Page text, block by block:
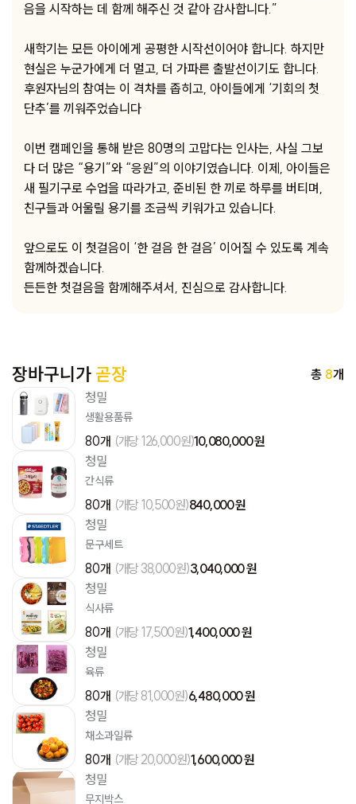
음을 시작하는 데 함께 해주신 것 같아 감사합니다.”
새학기는 모든 아이에게 공평한 시작선이어야 합니다. 하지만
현실은 누군가에게 더 멀고, 더 가파른 출발선이기도 합니다.
후원자님의 참여는 이 격차를 좁히고, 아이들에게 ‘기회의 첫
단추’를 끼워주었습니다
이번 캠페인을 통해 받은 80명의 고맙다는 인사는, 사실 그보
다 더 많은 “용기”와 “응원”의 이야기였습니다. 이제, 아이들은
새 필기구로 수업을 따라가고, 준비된 한 끼로 하루를 버티며,
친구들과 어울릴 용기를 조금씩 키워가고 있습니다.
앞으로도 이 첫걸음이 ‘한 걸음 한 걸음’ 이어질 수 있도록 계속
함께하겠습니다.
든든한 첫걸음을 함께해주셔서, 진심으로 감사합니다.
장바구니가곧장 총 8개
청밀
생활용품류
80개 (개당 126,000원)10,080,000 원
청밀
간식류
80개 (개당 10,500원)840,000 원
청밀
문구세트
80개 (개당 38,000원)3,040,000 원
청밀
식사류
80개 (개당 17,500원)1,400,000 원
청밀
육류
80개 (개당 81,000원)6,480,000 원
청밀
채소과일류
80개 (개당 20,000원)1,600,000 원
청밀
무지박스